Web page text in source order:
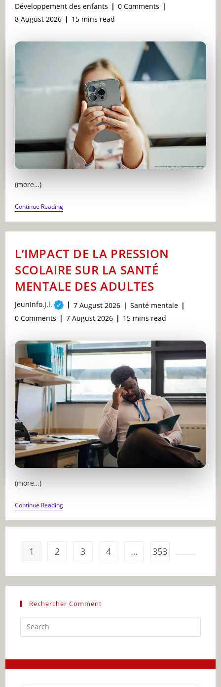
author: published:
Post
category:
Développement des enfants
Post
0 Comments
Post
modified:
8 August 2026
Reading
15 mins read
(more…)
Continue ReadingL’ÂGE
IDÉAL
POUR
OFFRIR
À
ENFANT
:
RÉPONSES
BASÉES
SUR
LA
SCIENCE
L’IMPACT DE LA PRESSION
SCOLAIRE SUR LA SANTÉ
MENTALE DES ADULTES
Post
author:
JeunInfo.J.l.
Post
published:
7 August 2026
Post
category:
Santé mentale
Post
0 Comments
Post
7 August 2026
Reading
15 mins read
(more…)
Continue ReadingL’IMPACT
DE
LA
PRESSION
DES
ADULTES
1 2 3 4 … 353
Rechercher Comment
close
the